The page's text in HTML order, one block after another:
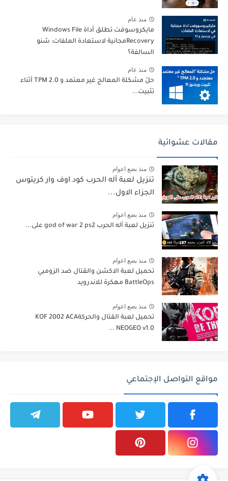
منذ عام
مايكروسوفت تطلق أداة Windows File
Recoveryمجانية لاستعادة الملفات: شنو
السالفة؟
منذ عام
حلّ مشكلة المعالج غير معتمد و TPM 2.0 أثناء
تثبيت...
مقالات عشوائية
منذ بضع اعوام
تنزيل لعبة أله الحرب كود اوف وار كريتوس
الجزاء الاول...
منذ بضع اعوام
تنزيل لعبة أله الحرب god of war 2 ps2 على...
منذ بضع اعوام
تحميل لعبة الاكشن والقتال ضد الزومبي
BattleOps مهكرة للاندرويد
منذ بضع اعوام
تحميل لعبة القتال والحركةKOF 2002 ACA
NEOGEO v1.0 ...
مواقع التواصل الإجتماعي